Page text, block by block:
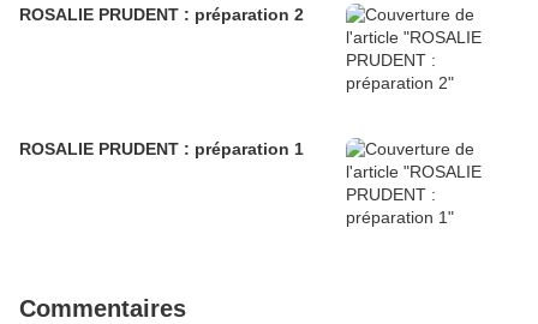
ROSALIE PRUDENT : préparation 2
ROSALIE PRUDENT : préparation 1
Commentaires